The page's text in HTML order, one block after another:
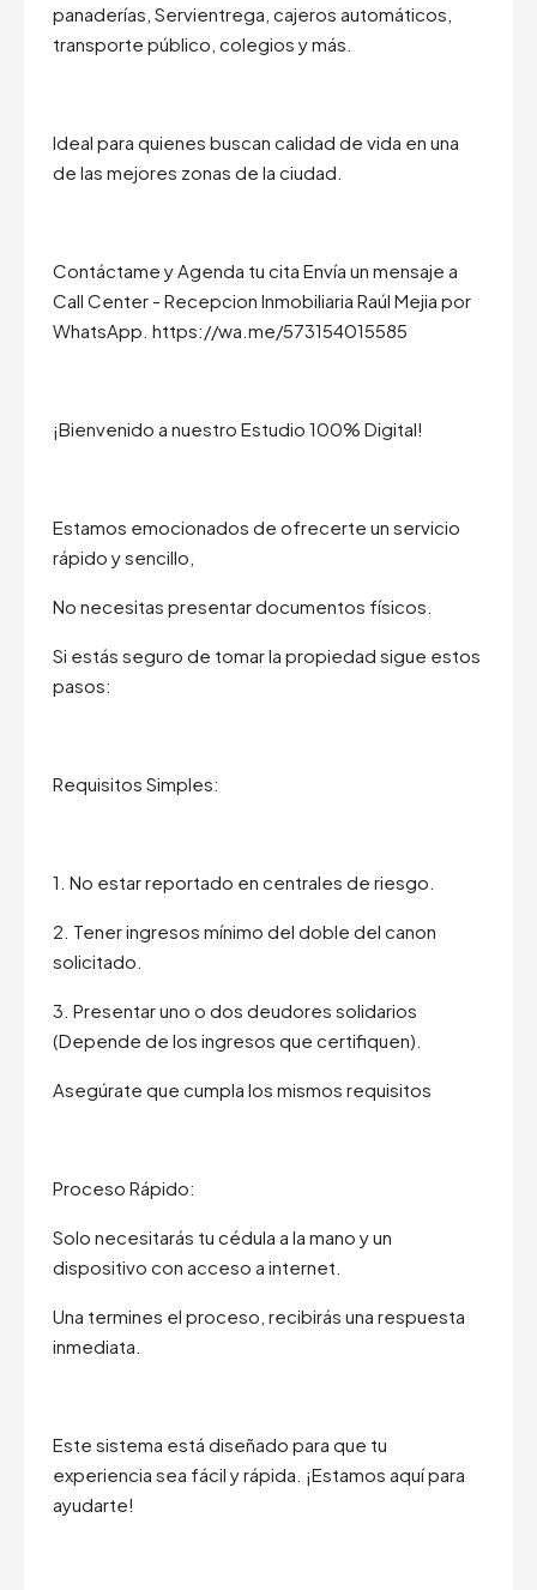
panaderías, Servientrega, cajeros automáticos,
transporte público, colegios y más.
Ideal para quienes buscan calidad de vida en una
de las mejores zonas de la ciudad.
Contáctame y Agenda tu cita Envía un mensaje a
Call Center - Recepcion Inmobiliaria Raúl Mejia por
WhatsApp. https://wa.me/573154015585
¡Bienvenido a nuestro Estudio 100% Digital!
Estamos emocionados de ofrecerte un servicio
rápido y sencillo,
No necesitas presentar documentos físicos.
Si estás seguro de tomar la propiedad sigue estos
pasos:
Requisitos Simples:
1. No estar reportado en centrales de riesgo.
2. Tener ingresos mínimo del doble del canon
solicitado.
3. Presentar uno o dos deudores solidarios
(Depende de los ingresos que certifiquen).
Asegúrate que cumpla los mismos requisitos
Proceso Rápido:
Solo necesitarás tu cédula a la mano y un
dispositivo con acceso a internet.
Una termines el proceso, recibirás una respuesta
inmediata.
Este sistema está diseñado para que tu
experiencia sea fácil y rápida. ¡Estamos aquí para
ayudarte!